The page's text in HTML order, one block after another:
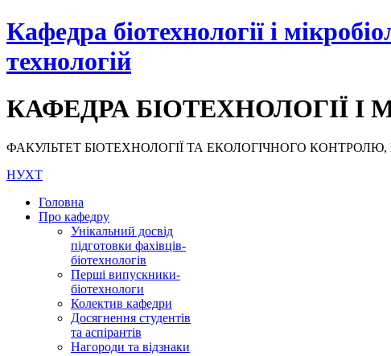
Кафедра біотехнології і
технологій
КАФЕДРА БІОТЕХНОЛОГІЇ І
ФАКУЛЬТЕТ БІОТЕХНОЛОГІЇ ТА ЕКОЛОГІЧНОГО КОНТРОЛЮ, НУХТ
НУХТ
Головна
Про кафедру
Унікальний досвід
підготовки фахівців-
біотехнологів
Перші випускники-
біотехнологи
Колектив кафедри
Досягнення студентів
та аспірантів
Нагороди та відзнаки